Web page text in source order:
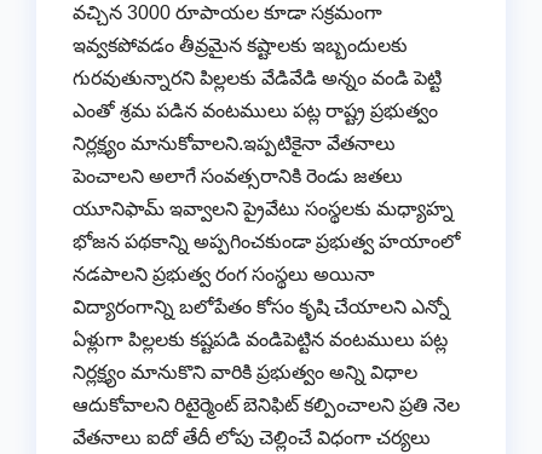
వచ్చిన 3000 రూపాయల కూడా సక్రమంగా
ఇవ్వకపోవడం తీవ్రమైన కష్టాలకు ఇబ్బందులకు
గురవుతున్నారని పిల్లలకు వేడివేడి అన్నం వండి పెట్టి
ఎంతో శ్రమ పడిన వంటములు పట్ల రాష్ట్ర ప్రభుత్వం
నిర్లక్ష్యం మానుకోవాలని.ఇప్పటికైనా వేతనాలు
పెంచాలని అలాగే సంవత్సరానికి రెండు జతలు
యూనిఫామ్ ఇవ్వాలని ప్రైవేటు సంస్థలకు మధ్యాహ్న
భోజన పథకాన్ని అప్పగించకుండా ప్రభుత్వ హయాంలో
నడపాలని ప్రభుత్వ రంగ సంస్థలు అయినా
విద్యారంగాన్ని బలోపేతం కోసం కృషి చేయాలని ఎన్నో
ఏళ్లుగా పిల్లలకు కష్టపడి వండిపెట్టిన వంటములు పట్ల
నిర్లక్ష్యం మానుకొని వారికి ప్రభుత్వం అన్ని విధాల
ఆదుకోవాలని రిటైర్మెంట్ బెనిఫిట్ కల్పించాలని ప్రతి నెల
వేతనాలు ఐదో తేదీ లోపు చెల్లించే విధంగా చర్యలు